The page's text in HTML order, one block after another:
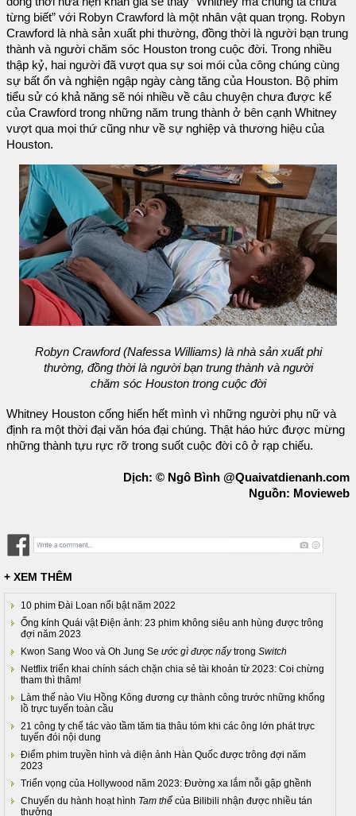
từng biết” với Robyn Crawford là một nhân vật quan trọng. Robyn
Crawford là nhà sản xuất phi thường, đồng thời là người bạn trung
thành và người chăm sóc Houston trong cuộc đời. Trong nhiều
thập kỷ, hai người đã vượt qua sự soi mói của công chúng cùng
sự bất ổn và nghiện ngập ngày càng tăng của Houston. Bộ phim
tiểu sử có khả năng sẽ nói nhiều về câu chuyện chưa được kể
của Crawford trong những năm trung thành ở bên cạnh Whitney
vượt qua mọi thứ cũng như về sự nghiệp và thương hiệu của
Houston.
Robyn Crawford (Nafessa Williams) là nhà sản xuất phi
thường, đồng thời là người bạn trung thành và người
chăm sóc Houston trong cuộc đời
Whitney Houston cống hiến hết mình vì những người phụ nữ và
định ra một thời đại văn hóa đại chúng. Thật háo hức được mừng
những thành tựu rực rỡ trong suốt cuộc đời cô ở rạp chiếu.
Dịch: © Ngô Bình @Quaivatdienanh.com
Nguồn: Movieweb
+ XEM THÊM
10 phim Đài Loan nổi bật năm 2022
Ống kính Quái vật Điện ảnh: 23 phim không siêu anh hùng được trông
đợi năm 2023
Kwon Sang Woo và Oh Jung Se ước gì được nấytrong Switch
Netflix triển khai chính sách chặn chia sẻ tài khoản từ 2023: Coi chừng
tham thì thâm!
Làm thế nào Viu Hồng Kông đương cự thành công trước những khổng
lồ trực tuyến toàn cầu
21 công ty chế tác vào tầm tăm tia thâu tóm khi các ông lớn phát trực
tuyến đói nội dung
Điểm phim truyền hình và điện ảnh Hàn Quốc được trông đợi năm
2023
Triển vọng của Hollywood năm 2023: Đường xa lắm nỗi gập ghềnh
Chuyến du hành hoạt hình Tam thể của Bilibili nhận được nhiều tán
thưởng